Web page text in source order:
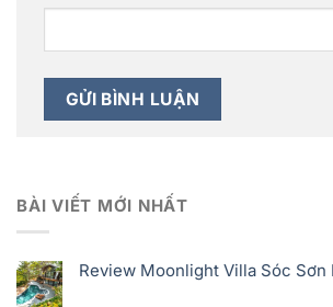
BÀI VIẾT MỚI NHẤT
Review Moonlight Villa Sóc Sơn